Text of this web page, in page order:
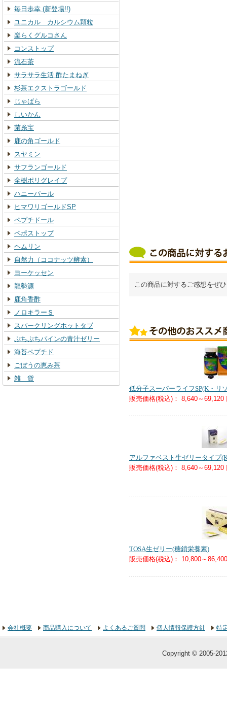
毎日歩幸 (新登場!!)
ユニカル カルシウム顆粒
楽らくグルコさん
コンストップ
流石茶
サラサラ生活 酢たまねぎ
杉茶エクストラゴールド
じゃばら
しいかん
菌糸宝
鹿の角ゴールド
スヤミン
サフランゴールド
全樹ポリグレイプ
ハニーパール
ヒマワリゴールドSP
ペプチドール
ペポストップ
ヘムリン
自然力（ココナッツ酵素）
ヨーケッセン
龍勢源
鹿角香酢
ノロキラーＳ
スパークリングホットタブ
ぷちぷちパインの青汁ゼリー
海苔ペプチド
ごぼうの恵み茶
雑 貨
この商品に対するご感想をぜ
低分子スーパーライフSP(K・リ
販売価格(税込)： 8,640～69,120
アルファベスト生ゼリータイプ
販売価格(税込)： 8,640～69,120
TOSA生ゼリー(糖鎖栄養素)
販売価格(税込)： 10,800～
会社概要 商品購入について よくあるご質問 個人情報保護方針 特
Copyright © 2005-